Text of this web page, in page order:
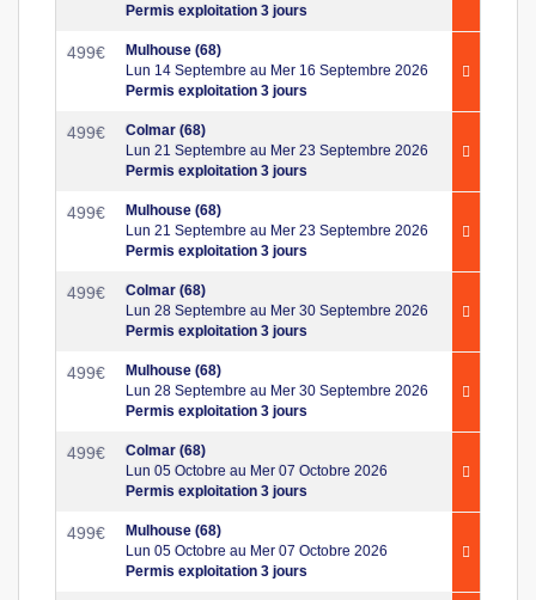
Permis exploitation 3 jours
499€
Mulhouse (68)
Lun 14 Septembre au Mer 16 Septembre 2026
Permis exploitation 3 jours
499€
Colmar (68)
Lun 21 Septembre au Mer 23 Septembre 2026
Permis exploitation 3 jours
499€
Mulhouse (68)
Lun 21 Septembre au Mer 23 Septembre 2026
Permis exploitation 3 jours
499€
Colmar (68)
Lun 28 Septembre au Mer 30 Septembre 2026
Permis exploitation 3 jours
499€
Mulhouse (68)
Lun 28 Septembre au Mer 30 Septembre 2026
Permis exploitation 3 jours
499€
Colmar (68)
Lun 05 Octobre au Mer 07 Octobre 2026
Permis exploitation 3 jours
499€
Mulhouse (68)
Lun 05 Octobre au Mer 07 Octobre 2026
Permis exploitation 3 jours